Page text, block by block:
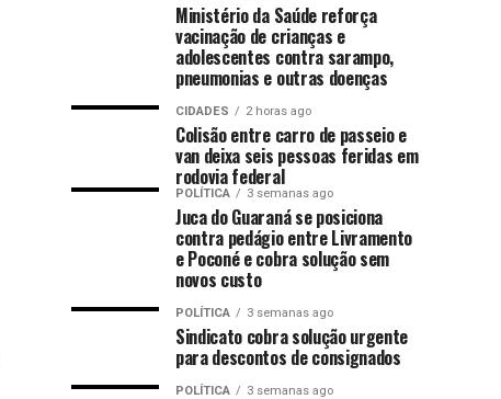
Ministério da Saúde reforça
vacinação de crianças e
adolescentes contra sarampo,
pneumonias e outras doenças
CIDADES 2 horas ago
Colisão entre carro de passeio e
van deixa seis pessoas feridas em
rodovia federal
POLÍTICA 3 semanas ago
Juca do Guaraná se posiciona
contra pedágio entre Livramento
e Poconé e cobra solução sem
novos custo
POLÍTICA 3 semanas ago
Sindicato cobra solução urgente
para descontos de consignados
POLÍTICA 3 semanas ago